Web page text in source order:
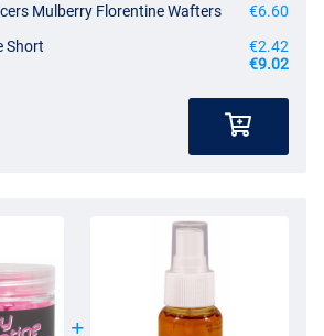
Mulberry Florentine Wafters
€6.60
Short
€2.42
€9.02